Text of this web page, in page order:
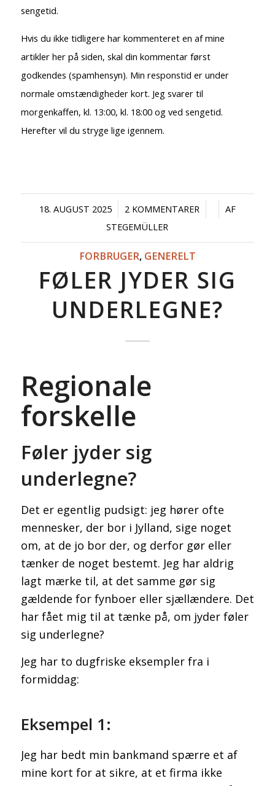
sengetid.
Hvis du ikke tidligere har kommenteret en af mine
artikler her på siden, skal din kommentar først
godkendes (spamhensyn). Min responstid er under
normale omstændigheder kort. Jeg svarer til
morgenkaffen, kl. 13:00, kl. 18:00 og ved sengetid.
Herefter vil du stryge lige igennem.
18. AUGUST 2025
/ 2 KOMMENTARER
/ /
AF
STEGEMÜLLER
FORBRUGER, GENERELT
FØLER JYDER SIG
UNDERLEGNE?
Regionale
forskelle
Føler jyder sig
underlegne?
Det er egentlig pudsigt: jeg hører ofte
mennesker, der bor i Jylland, sige noget
om, at de jo bor der, og derfor gør eller
tænker de noget bestemt. Jeg har aldrig
lagt mærke til, at det samme gør sig
gældende for fynboer eller sjællændere. Det
har fået mig til at tænke på, om jyder føler
sig underlegne?
Jeg har to dugfriske eksempler fra i
formiddag:
Eksempel 1:
Jeg har bedt min bankmand spærre et af
mine kort for at sikre, at et firma ikke